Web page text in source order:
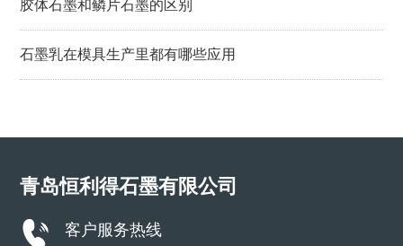
胶体石墨和鳞片石墨的区别
石墨乳在模具生产里都有哪些应用
青岛恒利得石墨有限公司
客户服务热线